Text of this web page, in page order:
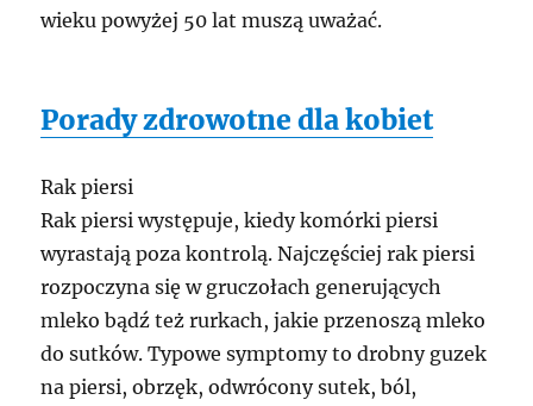
wieku powyżej 50 lat muszą uważać.
Porady zdrowotne dla kobiet
Rak piersi
Rak piersi występuje, kiedy komórki piersi
wyrastają poza kontrolą. Najczęściej rak piersi
rozpoczyna się w gruczołach generujących
mleko bądź też rurkach, jakie przenoszą mleko
do sutków. Typowe symptomy to drobny guzek
na piersi, obrzęk, odwrócony sutek, ból,